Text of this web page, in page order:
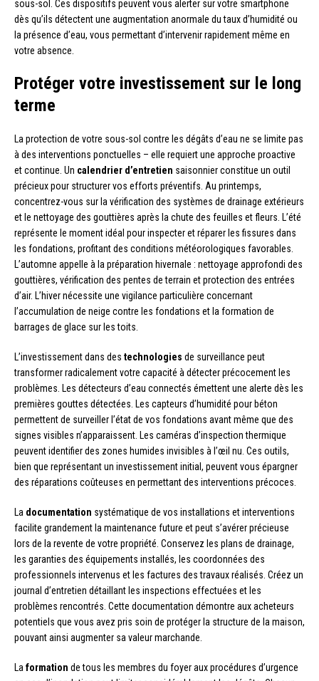
sous-sol. Ces dispositifs peuvent vous alerter sur votre smartphone
dès qu’ils détectent une augmentation anormale du taux d’humidité ou
la présence d’eau, vous permettant d’intervenir rapidement même en
votre absence.
Protéger votre investissement sur le long
terme
La protection de votre sous-sol contre les dégâts d’eau ne se limite pas
à des interventions ponctuelles – elle requiert une approche proactive
et continue. Un calendrier d’entretien saisonnier constitue un outil
précieux pour structurer vos efforts préventifs. Au printemps,
concentrez-vous sur la vérification des systèmes de drainage extérieurs
et le nettoyage des gouttières après la chute des feuilles et fleurs. L’été
représente le moment idéal pour inspecter et réparer les fissures dans
les fondations, profitant des conditions météorologiques favorables.
L’automne appelle à la préparation hivernale : nettoyage approfondi des
gouttières, vérification des pentes de terrain et protection des entrées
d’air. L’hiver nécessite une vigilance particulière concernant
l’accumulation de neige contre les fondations et la formation de
barrages de glace sur les toits.
L’investissement dans des technologies de surveillance peut
transformer radicalement votre capacité à détecter précocement les
problèmes. Les détecteurs d’eau connectés émettent une alerte dès les
premières gouttes détectées. Les capteurs d’humidité pour béton
permettent de surveiller l’état de vos fondations avant même que des
signes visibles n’apparaissent. Les caméras d’inspection thermique
peuvent identifier des zones humides invisibles à l’œil nu. Ces outils,
bien que représentant un investissement initial, peuvent vous épargner
des réparations coûteuses en permettant des interventions précoces.
La documentation systématique de vos installations et interventions
facilite grandement la maintenance future et peut s’avérer précieuse
lors de la revente de votre propriété. Conservez les plans de drainage,
les garanties des équipements installés, les coordonnées des
professionnels intervenus et les factures des travaux réalisés. Créez un
journal d’entretien détaillant les inspections effectuées et les
problèmes rencontrés. Cette documentation démontre aux acheteurs
potentiels que vous avez pris soin de protéger la structure de la maison,
pouvant ainsi augmenter sa valeur marchande.
La formation de tous les membres du foyer aux procédures d’urgence